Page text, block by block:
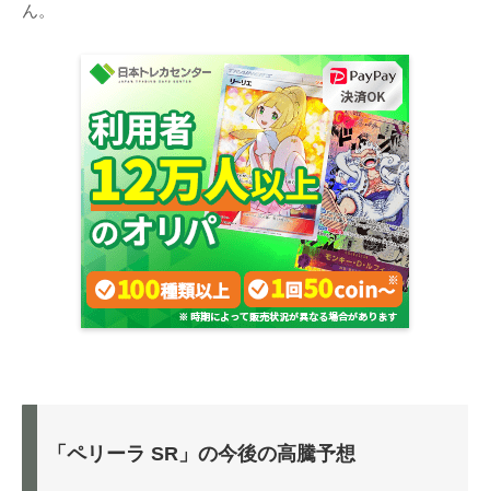
ん。
「ペリーラ SR」の今後の高騰予想